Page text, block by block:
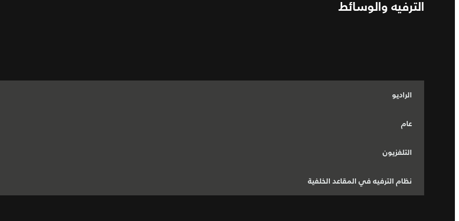
الترفيه والوسائط
الراديو
عام
التلفزيون
نظام الترفيه في المقاعد الخلفية